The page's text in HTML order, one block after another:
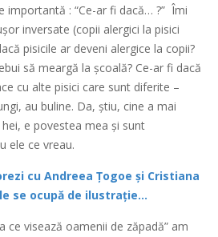
: “Ce-ar fi dacă… ?” Îmi
inversate (copii alergici la pisici
pisicile ar deveni alergice la copii?
să meargă la școală? Ce-ar fi dacă
cu alte pisici care sunt diferite –
au buline. Da, știu, cine a mai
e povestea mea și sunt
ele ce vreau.
cu Andreea Ţogoe şi Cristiana
se ocupă de ilustrație...
ce visează oamenii de zăpadă” am